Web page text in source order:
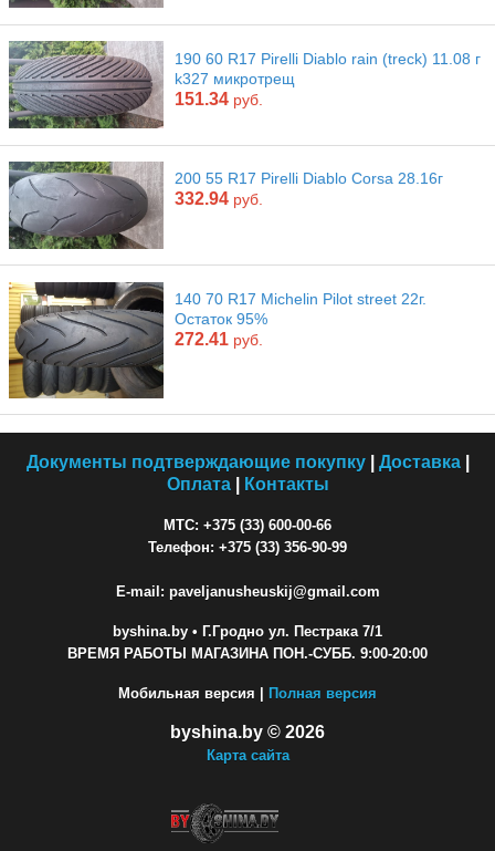
190 60 R17 Pirelli Diablo rain (treck) 11.08 г
k327 микротрещ
151.34 руб.
200 55 R17 Pirelli Diablo Corsa 28.16г
332.94 руб.
140 70 R17 Michelin Pilot street 22г.
Остаток 95%
272.41 руб.
Документы подтверждающие покупку| Доставка|
Оплата| Контакты
МТС: +375 (33) 600-00-66
Телефон: +375 (33) 356-90-99
E-mail: paveljanusheuskij@gmail.com
byshina.by • Г.Гродно ул. Пестрака 7/1
ВРЕМЯ РАБОТЫ МАГАЗИНА ПОН.-СУББ. 9:00-20:00
Мобильная версия | Полная версия
byshina.by © 2026
Карта сайта